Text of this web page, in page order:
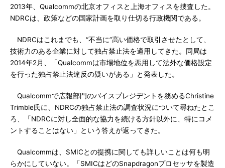
2013年、Qualcommの北京オフィスと上海オフィスを捜査した。
NDRCは、政策などの国家計画を取り仕切る行政機関である。
NDRCはこれまでも、“不当に”高い価格で取引させたとして、
技術力のある企業に対して独占禁止法を適用してきた。同局は
2014年2月、「Qualcommは市場地位を悪用して法外な価格設定
を行った独占禁止法違反の疑いがある」と発表した。
Qualcommで広報部門のバイスプレジデントを務めるChristine
Trimble氏に、NDRCの独占禁止法の調査状況について尋ねたとこ
ろ、「NDRCに対し全面的な協力を続ける方針以外に、特にコメ
ントすることはない」という答えが返ってきた。
Qualcommは、SMICとの提携に関しても詳しいことは何も明
らかにしていない。「SMICはどのSnapdragonプロセッサを製造